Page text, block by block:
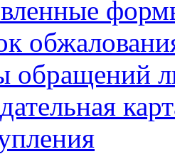
обращений